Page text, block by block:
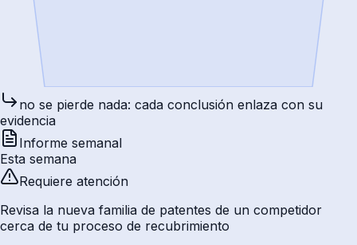
no se pierde nada: cada conclusión enlaza con su
evidencia
Informe semanal
Esta semana
Requiere atención
Revisa la nueva familia de patentes de un competidor
cerca de tu proceso de recubrimiento